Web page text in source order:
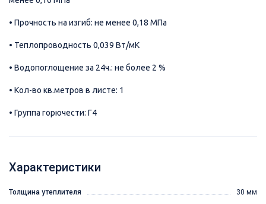
• Прочность на изгиб: не менее 0,18 МПа
• Теплопроводность 0,039 Вт/мК
• Водопоглощение за 24ч.: не более 2 %
• Кол-во кв.метров в листе: 1
• Группа горючести: Г4
Характеристики
Толщина утеплителя 30 мм